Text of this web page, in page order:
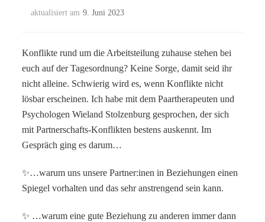
aktualisiert am 9. Juni 2023
Konflikte rund um die Arbeitsteilung zuhause stehen bei
euch auf der Tagesordnung? Keine Sorge, damit seid ihr
nicht alleine. Schwierig wird es, wenn Konflikte nicht
lösbar erscheinen. Ich habe mit dem Paartherapeuten und
Psychologen Wieland Stolzenburg gesprochen, der sich
mit Partnerschafts-Konflikten bestens auskennt. Im
Gespräch ging es darum…
✨…warum uns unsere Partner:inen in Beziehungen einen
Spiegel vorhalten und das sehr anstrengend sein kann.
✨ …warum eine gute Beziehung zu anderen immer dann